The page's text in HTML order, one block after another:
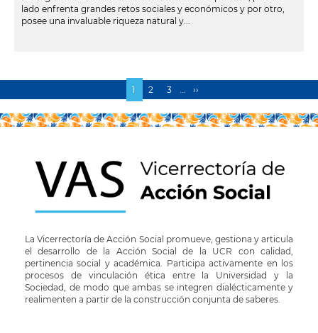
lado enfrenta grandes retos sociales y económicos y por otro,
posee una invaluable riqueza natural y...
Página
actual
1 Page
2 Page
3
Siguiente
página
››
La Vicerrectoría de Acción Social promueve, gestiona y articula
el desarrollo de la Acción Social de la UCR con calidad,
pertinencia social y académica. Participa activamente en los
procesos de vinculación ética entre la Universidad y la
Sociedad, de modo que ambas se integren dialécticamente y
realimenten a partir de la construcción conjunta de saberes.